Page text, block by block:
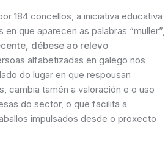
184 concellos, a iniciativa educativa
que aparecen as palabras “muller”,
débese ao relevo
alfabetizadas en galego nos
do lugar en que respousan
cambia tamén a valoración e o uso
do sector, o que facilita a
impulsados desde o proxecto